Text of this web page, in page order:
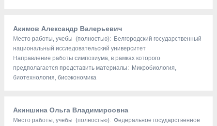
Акимов Александр Валерьевич
Место работы, учебы (полностью): Белгородский государственный
национальный исследовательский университет
Направление работы симпозиума, в рамках которого
предполагается представить материалы: Микробиология,
биотехнология, биоэкономика
Акиншина Ольга Владимироовна
Место работы, учебы (полностью): Федеральное государственное